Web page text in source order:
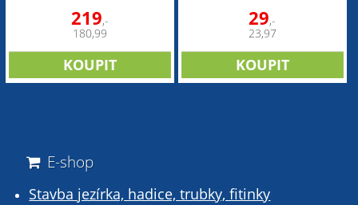
219,-
180,99
29,-
23,97
E-shop
Stavba jezírka, hadice, trubky, fitinky